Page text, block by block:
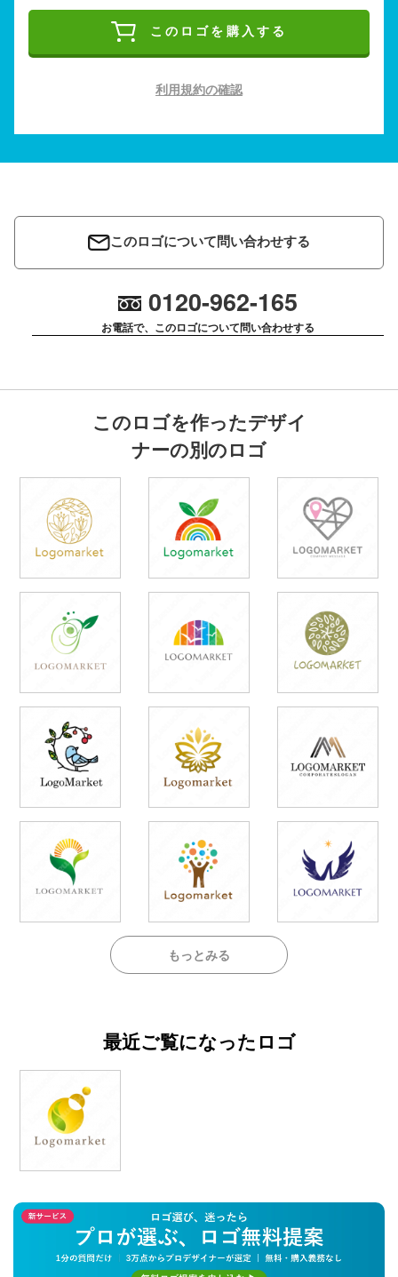
このロゴを購入する
利用規約の確認
このロゴについて問い合わせする
0120-962-165
お電話で、このロゴについて問い合わせする
このロゴを作ったデザイ
ナーの別のロゴ
もっとみる
最近ご覧になったロゴ